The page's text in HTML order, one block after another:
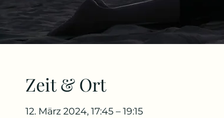
Zeit & Ort
12. März 2024, 17:45 – 19:15